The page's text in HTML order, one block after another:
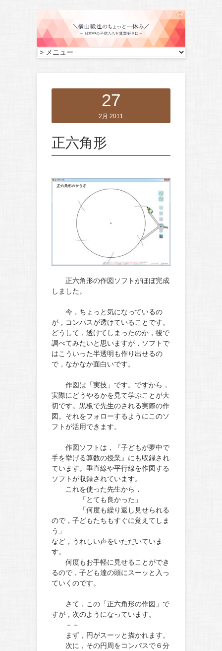
27
2月 2011
正六角形
正六角形の作図ソフトがほぼ完成
しました。
今，ちょっと気になっているの
が，コンパスが透けていることです。
どうして，透けてしまったのか，後で
調べてみたいと思いますが，ソフトで
はこういった半透明も作り出せるの
で，なかなか面白いです。
作図は「実技」です。ですから，
実際にどうやるかを見て学ぶことが大
切です。黒板で先生のされる実際の作
図。それをフォローするようにこのソ
フトが活用できます。
作図ソフトは，『子どもが夢中で
手を挙げる算数の授業』にも収録され
ています。垂直線や平行線を作図する
ソフトが収録されています。
これを使った先生から，
「とても良かった」
「何度も繰り返し見せられる
ので，子どもたちもすぐに覚えてしま
う」
など，うれしい声をいただいていま
す。
何度もお手軽に見せることができ
るので，子ども達の頭にスーッと入っ
ていくのです。
さて，この「正六角形の作図」で
すが，次のようになっています。
－－
まず，円がスーッと描かれます。
次に，その円周をコンパスで６分